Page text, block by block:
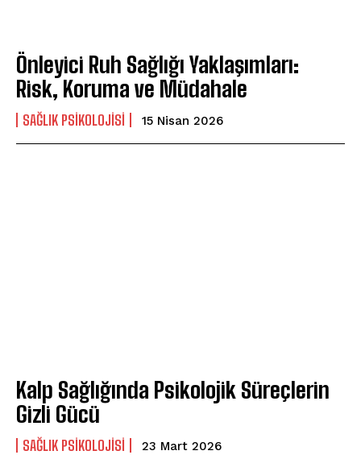
Önleyici Ruh Sağlığı Yaklaşımları:
Risk, Koruma ve Müdahale
SAĞLIK PSIKOLOJISI 15 Nisan 2026
Kalp Sağlığında Psikolojik Süreçlerin
Gizli Gücü
SAĞLIK PSIKOLOJISI 23 Mart 2026